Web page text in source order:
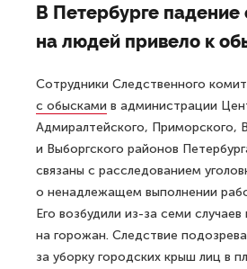
В Петербурге падение
на людей привело к
Сотрудники Следственного
с обысками в администрации
Адмиралтейского, Приморского,
и Выборгского районов
связаны с расследованием
о ненадлежащем выполнении
Его возбудили из-за семи
на горожан. Следствие
за уборку городских крыш лиц в